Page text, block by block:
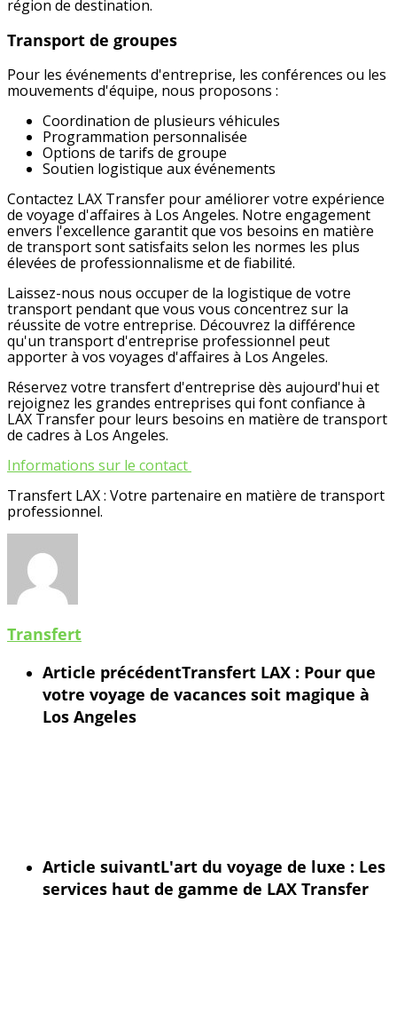
région de destination.
Transport de groupes
Pour les événements d'entreprise, les conférences ou les
mouvements d'équipe, nous proposons :
Coordination de plusieurs véhicules
Programmation personnalisée
Options de tarifs de groupe
Soutien logistique aux événements
Contactez LAX Transfer pour améliorer votre expérience
de voyage d'affaires à Los Angeles. Notre engagement
envers l'excellence garantit que vos besoins en matière
de transport sont satisfaits selon les normes les plus
élevées de professionnalisme et de fiabilité.
Laissez-nous nous occuper de la logistique de votre
transport pendant que vous vous concentrez sur la
réussite de votre entreprise. Découvrez la différence
qu'un transport d'entreprise professionnel peut
apporter à vos voyages d'affaires à Los Angeles.
Réservez votre transfert d'entreprise dès aujourd'hui et
rejoignez les grandes entreprises qui font confiance à
LAX Transfer pour leurs besoins en matière de transport
de cadres à Los Angeles.
Informations sur le contact
Transfert LAX : Votre partenaire en matière de transport
professionnel.
Transfert
Article précédentTransfert LAX : Pour que
votre voyage de vacances soit magique à
Los Angeles
Article suivantL'art du voyage de luxe : Les
services haut de gamme de LAX Transfer